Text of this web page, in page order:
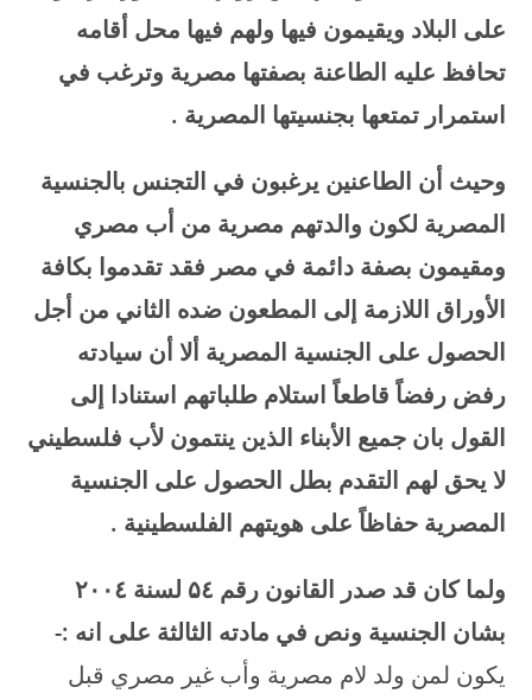
على البلاد ويقيمون فيها ولهم فيها محل أقامه
تحافظ عليه الطاعنة بصفتها مصرية وترغب في
استمرار تمتعها بجنسيتها المصرية .
وحيث أن الطاعنين يرغبون في التجنس بالجنسية
المصرية لكون والدتهم مصرية من أب مصري
ومقيمون بصفة دائمة في مصر فقد تقدموا بكافة
الأوراق اللازمة إلى المطعون ضده الثاني من أجل
الحصول على الجنسية المصرية ألا أن سيادته
رفض رفضاً قاطعاً استلام طلباتهم استنادا إلى
القول بان جميع الأبناء الذين ينتمون لأب فلسطيني
لا يحق لهم التقدم بطل الحصول على الجنسية
المصرية حفاظاً على هويتهم الفلسطينية .
ولما كان قد صدر القانون رقم ۵٤ لسنة ۲۰۰٤
بشان الجنسية ونص في مادته الثالثة على انه :-
يكون لمن ولد لام مصرية وأب غير مصري قبل